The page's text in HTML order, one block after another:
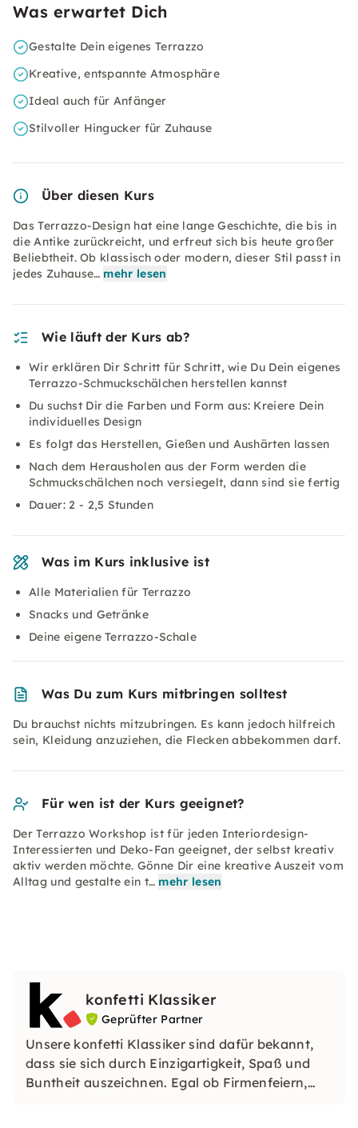
Was erwartet Dich
Gestalte Dein eigenes Terrazzo
Kreative, entspannte Atmosphäre
Ideal auch für Anfänger
Stilvoller Hingucker für Zuhause
Über diesen Kurs
Das Terrazzo-Design hat eine lange Geschichte, die bis in
die Antike zurückreicht, und erfreut sich bis heute großer
Beliebtheit. Ob klassisch oder modern, dieser Stil passt in
jedes Zuhause… mehr lesen
Wie läuft der Kurs ab?
Wir erklären Dir Schritt für Schritt, wie Du Dein eigenes
Terrazzo-Schmuckschälchen herstellen kannst
Du suchst Dir die Farben und Form aus: Kreiere Dein
individuelles Design
Es folgt das Herstellen, Gießen und Aushärten lassen
Nach dem Herausholen aus der Form werden die
Schmuckschälchen noch versiegelt, dann sind sie fertig
Dauer: 2 - 2,5 Stunden
Was im Kurs inklusive ist
Alle Materialien für Terrazzo
Snacks und Getränke
Deine eigene Terrazzo-Schale
Was Du zum Kurs mitbringen solltest
Du brauchst nichts mitzubringen. Es kann jedoch hilfreich
sein, Kleidung anzuziehen, die Flecken abbekommen darf.
Für wen ist der Kurs geeignet?
Der Terrazzo Workshop ist für jeden Interiordesign-
Interessierten und Deko-Fan geeignet, der selbst kreativ
aktiv werden möchte. Gönne Dir eine kreative Auszeit vom
Alltag und gestalte ein t… mehr lesen
konfetti Klassiker
Geprüfter Partner
Unsere konfetti Klassiker sind dafür bekannt,
dass sie sich durch Einzigartigkeit, Spaß und
Buntheit auszeichnen. Egal ob Firmenfeiern,